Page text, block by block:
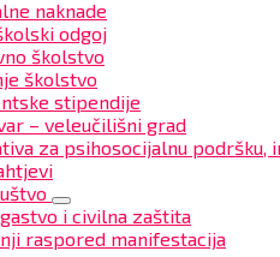
naknade
odgoj
školstvo
školstvo
stipendije
– veleučilišni grad
za psihosocijalnu podršku,
i civilna zaštita
raspored manifestacija